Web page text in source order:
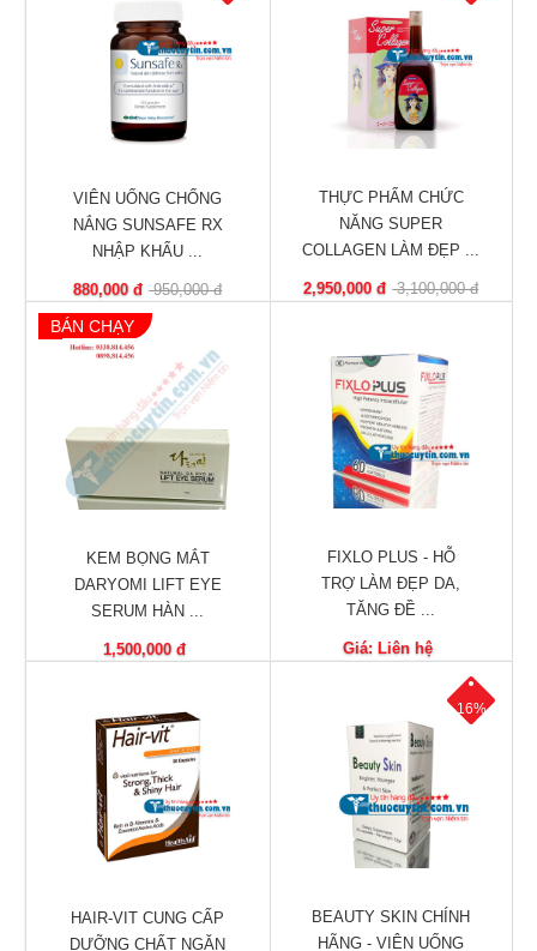
cân
Thuốc
cân
Não,
Thần
kinh
Tim
mạch
hóa
Cơ
Mắt
Kháng
khuẩn
Tai,
Mũi,
Họng,
Hô
Chống
viêm,
VIÊN UỐNG CHỐNG
NẮNG SUNSAFE RX
NHẬP KHẨU ...
880,000 đ 950,000 đ
THỰC PHẨM CHỨC
NĂNG SUPER
COLLAGEN LÀM ĐẸP ...
2,950,000 đ 3,100,000 đ
BÁN CHẠY
KEM BỌNG MẮT
DARYOMI LIFT EYE
SERUM HÀN ...
1,500,000 đ
FIXLO PLUS - HỖ
TRỢ LÀM ĐẸP DA,
TĂNG ĐỀ ...
Giá: Liên hệ
HAIR-VIT CUNG CẤP
DƯỠNG CHẤT NGĂN
16%
BEAUTY SKIN CHÍNH
HÃNG - VIÊN UỐNG